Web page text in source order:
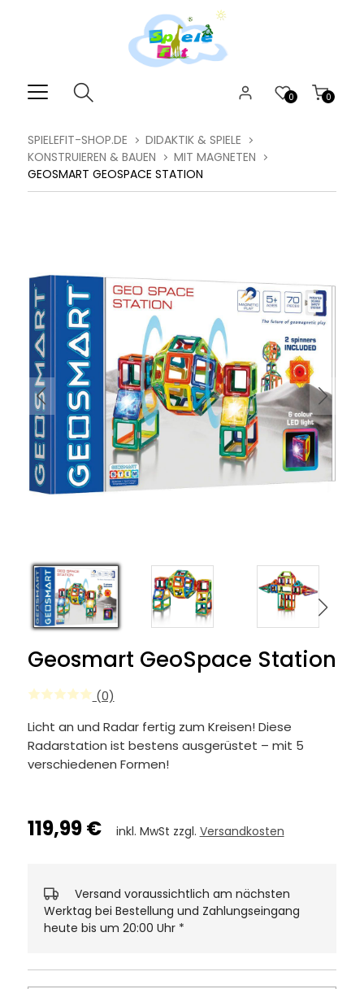
0
0
SPIELEFIT-SHOP.DE
DIDAKTIK & SPIELE
KONSTRUIEREN & BAUEN
MIT MAGNETEN
GEOSMART GEOSPACE STATION
Geosmart GeoSpace Station
(0)
Licht an und Radar fertig zum Kreisen! Diese
Radarstation ist bestens ausgerüstet – mit 5
verschiedenen Formen!
119,99 € inkl. MwSt zzgl. Versandkosten
Versand voraussichtlich am nächsten
Werktag bei Bestellung und Zahlungseingang
heute bis um 20:00 Uhr *